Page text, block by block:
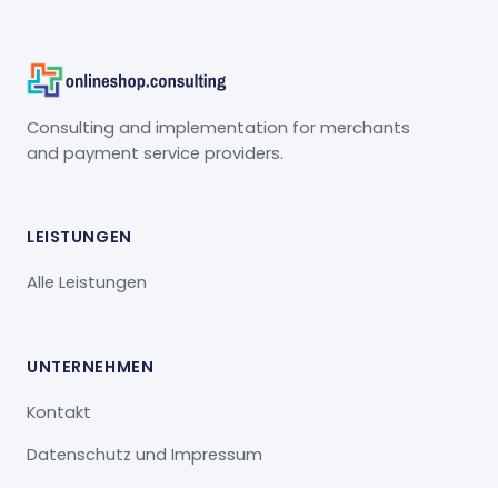
Consulting and implementation for merchants
and payment service providers.
LEISTUNGEN
Alle Leistungen
UNTERNEHMEN
Kontakt
Datenschutz und Impressum